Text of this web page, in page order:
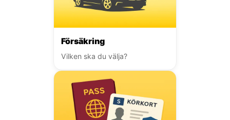
Försäkring
Vilken ska du välja?